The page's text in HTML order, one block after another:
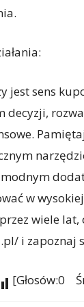
jest sens
decyzji,
w
przez wiele
i zapoznaj
[Głosów:0